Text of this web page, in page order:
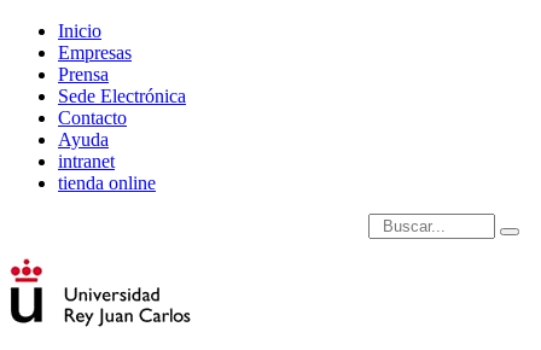
Inicio
Empresas
Prensa
Sede Electrónica
Contacto
Ayuda
intranet
tienda online
Introduce términos de